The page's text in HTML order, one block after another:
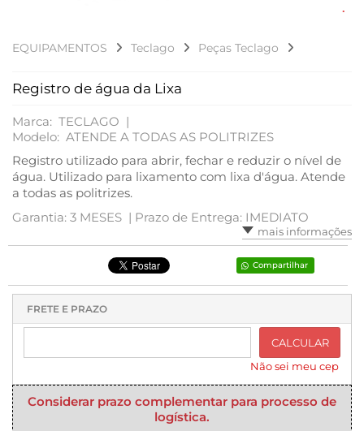
EQUIPAMENTOS Teclago Peças Teclago
Registro de água da Lixa
Marca: TECLAGO |
Modelo: ATENDE A TODAS AS POLITRIZES
Registro utilizado para abrir, fechar e reduzir o nível de
água. Utilizado para lixamento com lixa d'água. Atende
a todas as politrizes.
Garantia: 3 MESES | Prazo de Entrega: IMEDIATO
mais informações
Compartilhar
FRETE E PRAZO
CALCULAR
Não sei meu cep
Considerar prazo complementar para processo de
logística.